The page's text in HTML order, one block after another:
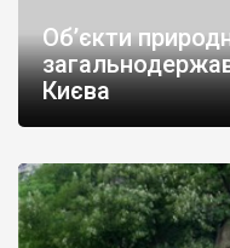
Об’єкти
Києва
подані у таблиці (або
поділитись –
додавайте у коментарі
Площа, га